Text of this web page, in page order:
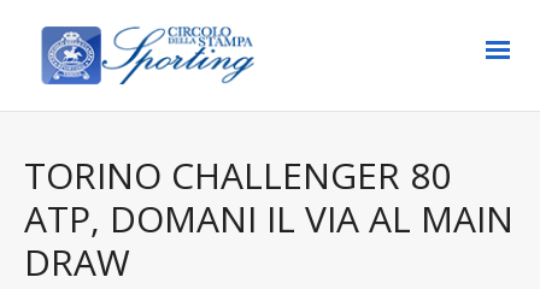
TORINO CHALLENGER 80
ATP, DOMANI IL VIA AL MAIN
DRAW